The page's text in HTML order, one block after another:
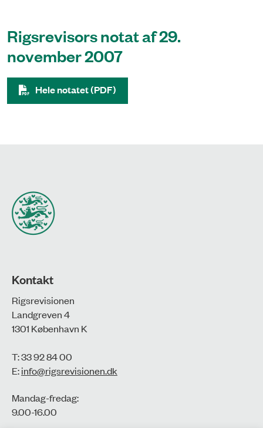
Rigsrevisors notat af 29.
november 2007
Hele notatet (PDF)
Kontakt
Rigsrevisionen
Landgreven 4
1301 København K
T: 33 92 84 00
E:info@rigsrevisionen.dk
Mandag-fredag:
9.00-16.00​